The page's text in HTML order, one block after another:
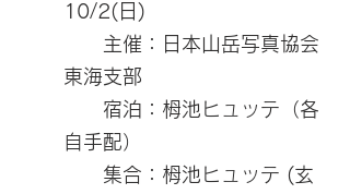
10/2(日)
主催：日本山岳写真協会
東海支部
宿泊：栂池ヒュッテ（各
自手配）
集合：栂池ヒュッテ (玄